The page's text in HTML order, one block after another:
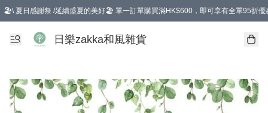
🏖️\ 夏日感謝祭 /延續盛夏的美好🏖️ 單一訂單購買滿HK$600，即可享有全單95折優
選擇GoGoX住宅/工商地址配送，單一訂單消費購物滿HK$680(折扣後），可享有
日樂zakka和風雜貨